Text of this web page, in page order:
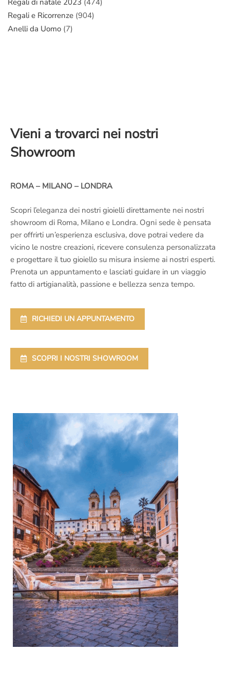
Regali e Ricorrenze (904)
Anelli da Uomo (7)
Vieni a trovarci nei nostri
Showroom
ROMA – MILANO – LONDRA
Scopri l’eleganza dei nostri gioielli direttamente nei nostri
showroom di Roma, Milano e Londra. Ogni sede è pensata
per offrirti un’esperienza esclusiva, dove potrai vedere da
vicino le nostre creazioni, ricevere consulenza personalizzata
e progettare il tuo gioiello su misura insieme ai nostri esperti.
Prenota un appuntamento e lasciati guidare in un viaggio
fatto di artigianalità, passione e bellezza senza tempo.
RICHIEDI UN APPUNTAMENTO
SCOPRI I NOSTRI SHOWROOM